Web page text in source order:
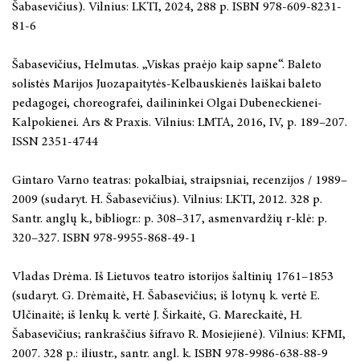
Šabasevičius). Vilnius: LKTI, 2024, 288 p. ISBN 978-609-8231-
81-6
Šabasevičius, Helmutas. „Viskas praėjo kaip sapne“. Baleto
solistės Marijos Juozapaitytės-Kelbauskienės laiškai baleto
pedagogei, choreografei, dailininkei Olgai Dubeneckienei-
Kalpokienei. Ars & Praxis. Vilnius: LMTA, 2016, IV, p. 189–207.
ISSN 2351-4744
Gintaro Varno teatras: pokalbiai, straipsniai, recenzijos / 1989–
2009 (sudaryt. H. Šabasevičius). Vilnius: LKTI, 2012. 328 p.
Santr. anglų k., bibliogr.: p. 308–317, asmenvardžių r-klė: p.
320–327. ISBN 978-9955-868-49-1
Vladas Drėma. Iš Lietuvos teatro istorijos šaltinių 1761–1853
(sudaryt. G. Drėmaitė, H. Šabasevičius; iš lotynų k. vertė E.
Ulčinaitė; iš lenkų k. vertė J. Širkaitė, G. Mareckaitė, H.
Šabasevičius; rankraščius šifravo R. Mosiejienė). Vilnius: KFMI,
2007. 328 p.: iliustr., santr. angl. k. ISBN 978-9986-638-88-9